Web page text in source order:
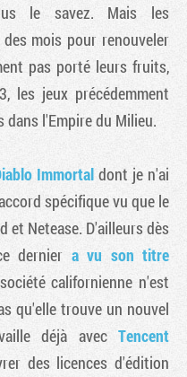
le savez. Mais les
mois pour renouveler
pas porté leurs fruits,
les jeux précédemment
l'Empire du Milieu.
Immortal dont je n'ai
spécifique vu que le
et Netease. D'ailleurs dès
dernier a vu son titre
californienne n'est
qu'elle trouve un nouvel
déjà avec Tencent
des licences d'édition